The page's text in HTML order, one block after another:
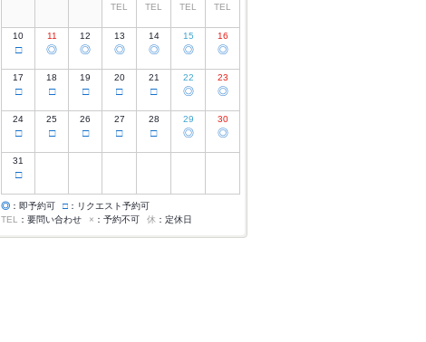
TEL
TEL
TEL
TEL
10
□
11
◎
12
◎
13
◎
14
◎
15
◎
16
◎
17
□
18
□
19
□
20
□
21
□
22
◎
23
◎
24
□
25
□
26
□
27
□
28
□
29
◎
30
◎
31
□
◎ ：即予約可 □ ：リクエスト予約可
TEL
：要問い合わせ × ：予約不可 休 ：定休日